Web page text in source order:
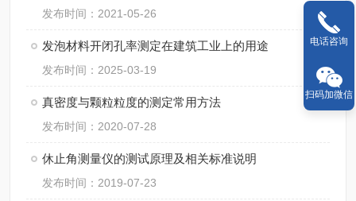
发布时间：2021-05-26
发泡材料开闭孔率测定在建筑工业上的用途
发布时间：2025-03-19
真密度与颗粒粒度的测定常用方法
发布时间：2020-07-28
休止角测量仪的测试原理及相关标准说明
发布时间：2019-07-23
电话咨询
扫码加微信